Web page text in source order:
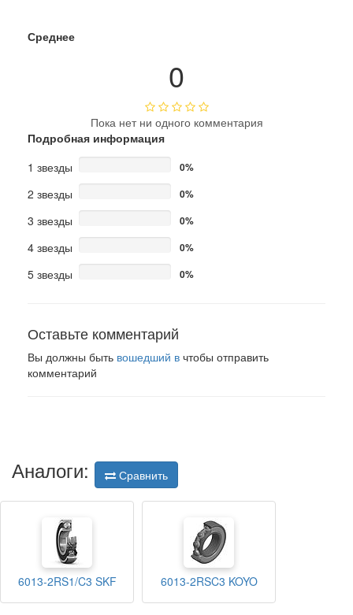
Среднее
0
Пока нет ни одного комментария
Подробная информация
1 звезды
0%
2 звезды 0%
3 звезды 0%
4 звезды 0%
5 звезды 0%
Оставьте комментарий
Вы должны быть вошедший в чтобы отправить
комментарий
Аналоги: Сравнить
6013-2RS1/C3 SKF 6013-2RSC3 KOYO